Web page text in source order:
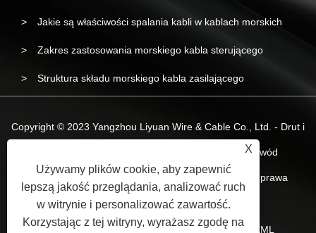
Jakie są właściwości spalania kabli w kablach morskich
Zakres zastosowania morskiego kabla sterującego
Struktura składu morskiego kabla zasilającego
Copyright © 2023 Yangzhou Liyuan Wire & Cable Co., Ltd. - Drut i
kabel morski, morski kabel zasilający, morski przewód
bezhalogenowy o niskim poziomie dymu - Wszelkie prawa
zastrzeżone.
Spinki do mankietów Sitemap RSS XML
X
Używamy plików cookie, aby zapewnić
lepszą jakość przeglądania, analizować ruch
w witrynie i personalizować zawartość.
Korzystając z tej witryny, wyrażasz zgodę na